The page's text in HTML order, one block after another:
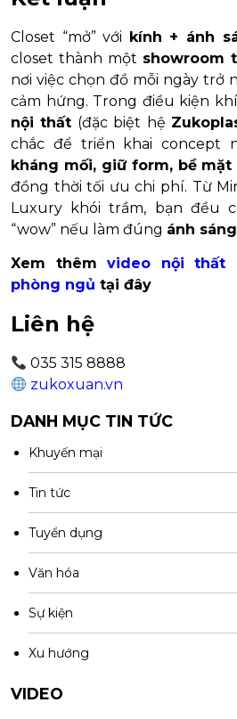
Closet “mở” với kính + ánh
closet thành một showroom
nơi việc chọn đồ mỗi ngày trở
cảm hứng. Trong điều kiện
nội thất (đặc biệt hệ
chắc để triển khai concept
kháng mối, giữ form, bề
đồng thời tối ưu chi phí. Từ
Luxury khói trầm, bạn đều
“wow” nếu làm đúng ánh
Xem thêm video nội thất
phòng ngủ tại đây
Liên hệ
035 315 8888
zukoxuan.vn
DANH MỤC TIN TỨC
Khuyến mại
Tin tức
Tuyển dụng
Văn hóa
Sự kiện
Xu hướng
VIDEO